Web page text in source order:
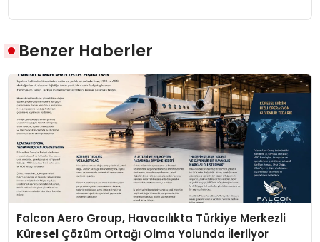
Benzer Haberler
Falcon Aero Group, Havacılıkta Türkiye Merkezli
Küresel Çözüm Ortağı Olma Yolunda İlerliyor